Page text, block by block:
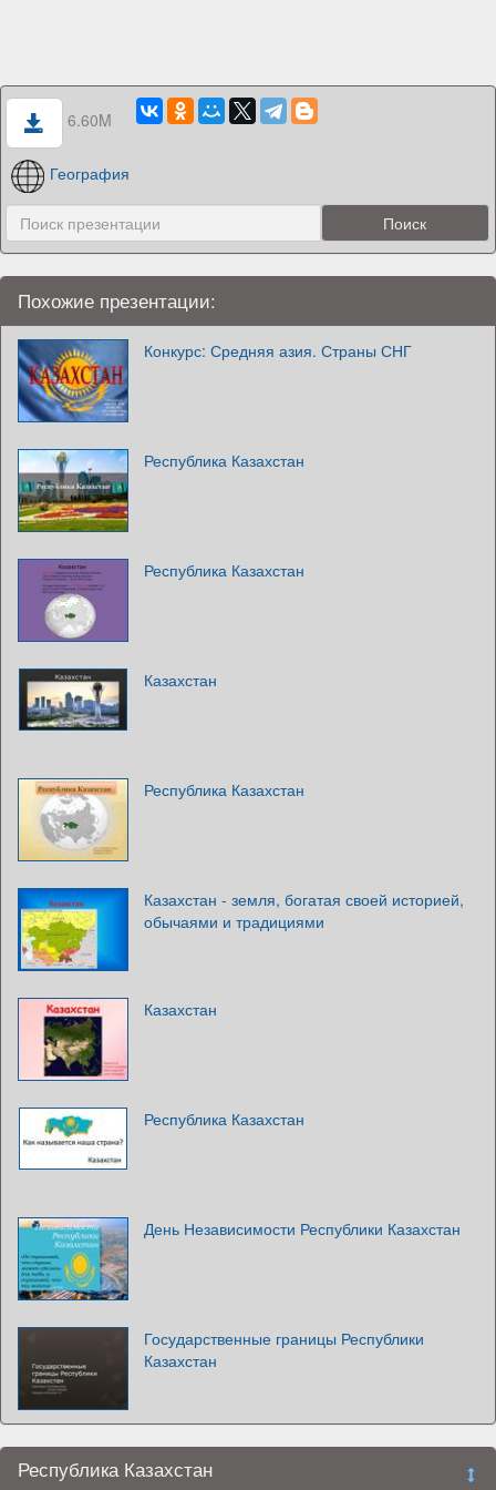
6.60M
География
Похожие презентации:
Конкурс: Средняя азия. Страны СНГ
Республика Казахстан
Республика Казахстан
Казахстан
Республика Казахстан
Казахстан - земля, богатая своей историей,
обычаями и традициями
Казахстан
Республика Казахстан
День Независимости Республики Казахстан
Государственные границы Республики
Казахстан
Республика Казахстан